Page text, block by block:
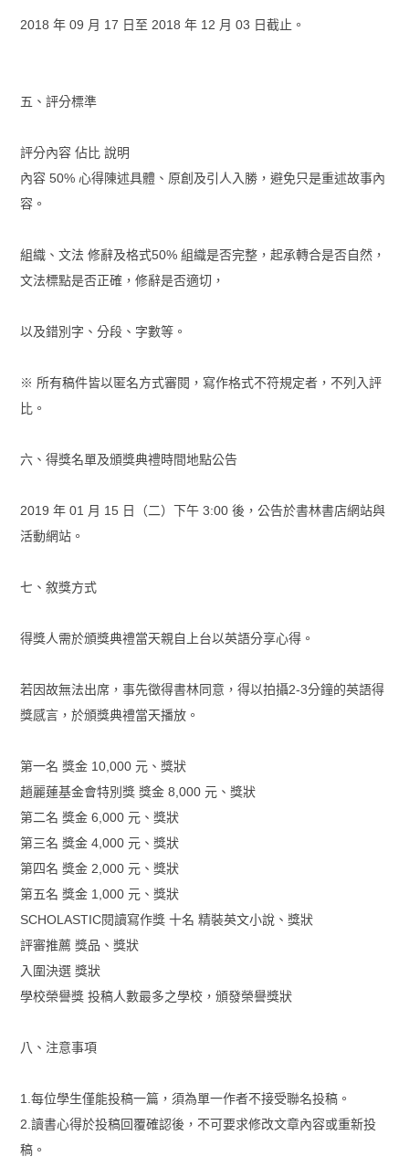
2018 年 09 月 17 日至 2018 年 12 月 03 日截止。
五、評分標準
評分內容 佔比 說明
內容 50% 心得陳述具體、原創及引人入勝，避免只是重述故事內
容。
組織、文法 修辭及格式50% 組織是否完整，起承轉合是否自然，
文法標點是否正確，修辭是否適切，
以及錯別字、分段、字數等。
※ 所有稿件皆以匿名方式審閱，寫作格式不符規定者，不列入評
比。
六、得獎名單及頒獎典禮時間地點公告
2019 年 01 月 15 日（二）下午 3:00 後，公告於書林書店網站與
活動網站。
七、敘獎方式
得獎人需於頒獎典禮當天親自上台以英語分享心得。
若因故無法出席，事先徵得書林同意，得以拍攝2-3分鐘的英語得
獎感言，於頒獎典禮當天播放。
第一名 獎金 10,000 元、獎狀
趙麗蓮基金會特別獎 獎金 8,000 元、獎狀
第二名 獎金 6,000 元、獎狀
第三名 獎金 4,000 元、獎狀
第四名 獎金 2,000 元、獎狀
第五名 獎金 1,000 元、獎狀
SCHOLASTIC閱讀寫作獎 十名 精裝英文小說、獎狀
評審推薦 獎品、獎狀
入圍決選 獎狀
學校榮譽獎 投稿人數最多之學校，頒發榮譽獎狀
八、注意事項
1.每位學生僅能投稿一篇，須為單一作者不接受聯名投稿。
2.讀書心得於投稿回覆確認後，不可要求修改文章內容或重新投
稿。